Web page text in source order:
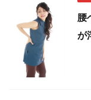
腰
が